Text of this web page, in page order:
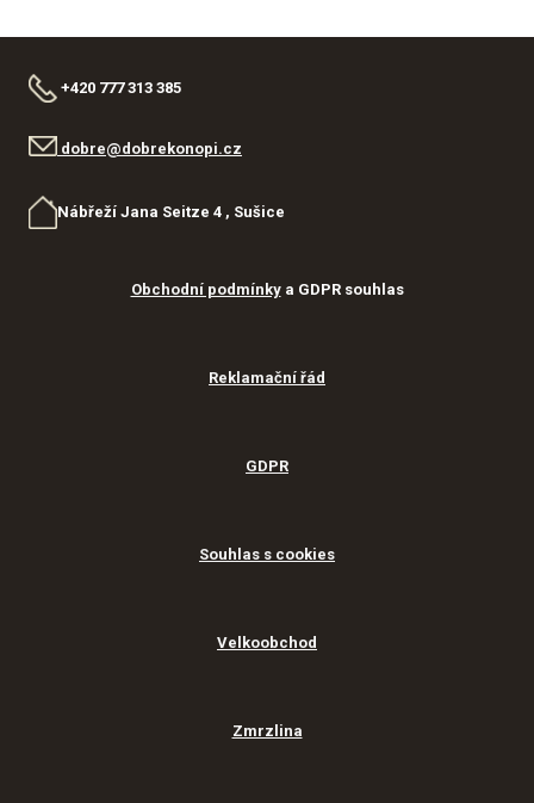
+420 777 313 385
dobre@dobrekonopi.cz
Nábřeží Jana Seitze 4 , Sušice
Obchodní podmínkya GDPR souhlas
Reklamační řád
GDPR
Souhlas s cookies
Velkoobchod
Zmrzlina